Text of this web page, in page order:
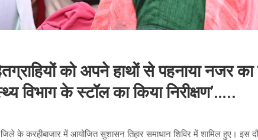
को अपने हाथों से पहनाया नजर का
विभाग के स्टॉल का किया निरीक्षण’…..
के करहीबाजार में आयोजित सुशासन तिहार समाधान शिविर में शामिल हुए। इस